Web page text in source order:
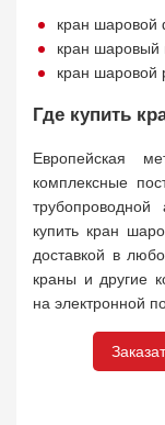
кран шаровой
кран шаровый
кран шаровой
Где купить
Европейская
комплексные
купить кран
доставкой в
краны и другие
на электронной